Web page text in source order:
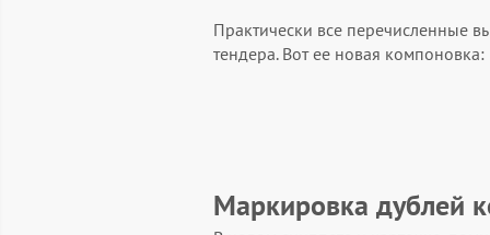
Практически все перечисленные
тендера. Вот ее новая компоновка:
Маркировка дублей